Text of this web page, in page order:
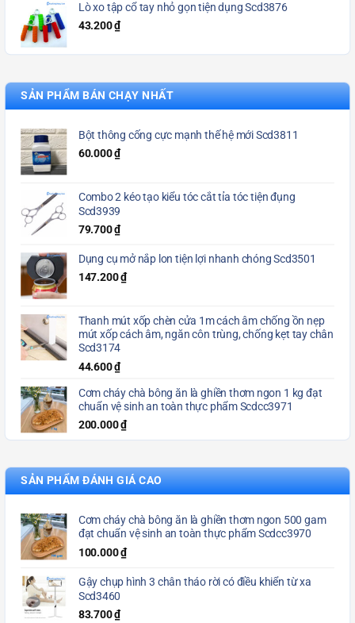
Lò xo tập cổ tay nhỏ gọn tiện dụng Scd3876
43.200₫
SẢN PHẨM BÁN CHẠY NHẤT
Bột thông cống cực mạnh thế hệ mới Scd3811
60.000₫
Combo 2 kéo tạo kiểu tóc cắt tỉa tóc tiện đụng
Scd3939
79.700₫
Dụng cụ mở nắp lon tiện lợi nhanh chóng Scd3501
147.200₫
Thanh mút xốp chèn cửa 1m cách âm chống ồn nẹp
mút xốp cách âm, ngăn côn trùng, chống kẹt tay chân
Scd3174
44.600₫
Cơm cháy chà bông ăn là ghiền thơm ngon 1 kg đạt
chuẩn vệ sinh an toàn thực phẩm Scdcc3971
200.000₫
SẢN PHẨM ĐÁNH GIÁ CAO
Cơm cháy chà bông ăn là ghiền thơm ngon 500 gam
đạt chuẩn vệ sinh an toàn thực phẩm Scdcc3970
100.000₫
Gậy chụp hình 3 chân tháo rời có điều khiển từ xa
Scd3460
83.700₫